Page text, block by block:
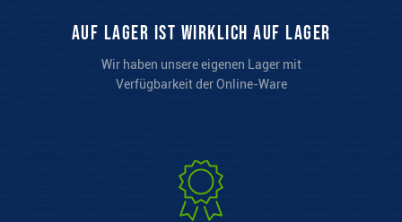
auf Lager ist wirklich auf Lager
Wir haben unsere eigenen Lager mit
Verfügbarkeit der Online-Ware